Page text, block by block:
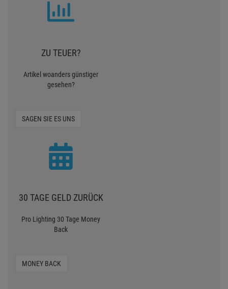
ZU TEUER?
Artikel woanders günstiger
gesehen?
SAGEN SIE ES UNS
30 TAGE GELD ZURÜCK
Pro Lighting 30 Tage Money
Back
MONEY BACK